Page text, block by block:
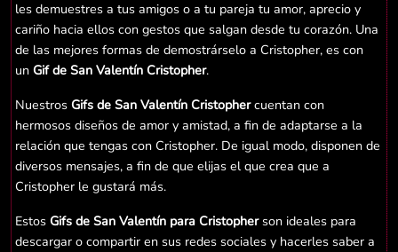
les demuestres a tus amigos o a tu pareja tu amor, aprecio y
cariño hacia ellos con gestos que salgan desde tu corazón. Una
de las mejores formas de demostrárselo a Cristopher, es con
un Gif de San Valentín Cristopher.
Nuestros Gifs de San Valentín Cristophercuentan con
hermosos diseños de amor y amistad, a fin de adaptarse a la
relación que tengas con Cristopher. De igual modo, disponen de
diversos mensajes, a fin de que elijas el que crea que a
Cristopher le gustará más.
Estos Gifs de San Valentín para Cristopherson ideales para
descargar o compartir en sus redes sociales y hacerles saber a